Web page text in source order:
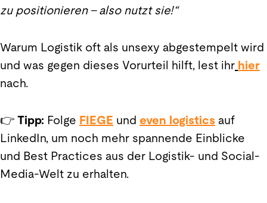
zu positionieren – also nutzt sie!“
Warum Logistik oft als unsexy abgestempelt wird
und was gegen dieses Vorurteil hilft, lest ihr hier
nach.
👉 Tipp: Folge FIEGE und even logistics auf
LinkedIn, um noch mehr spannende Einblicke
und Best Practices aus der Logistik- und Social-
Media-Welt zu erhalten.